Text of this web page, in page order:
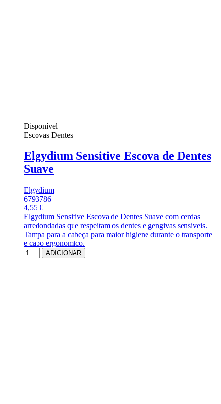
Disponível
Escovas Dentes
Elgydium Sensitive Escova de Dentes
Suave
Elgydium
6793786
4,55 €
Elgydium Sensitive Escova de Dentes Suave com cerdas
arredondadas que respeitam os dentes e gengivas sensiveis.
Tampa para a cabeça para maior higiene durante o transporte
e cabo ergonomico.
ADICIONAR